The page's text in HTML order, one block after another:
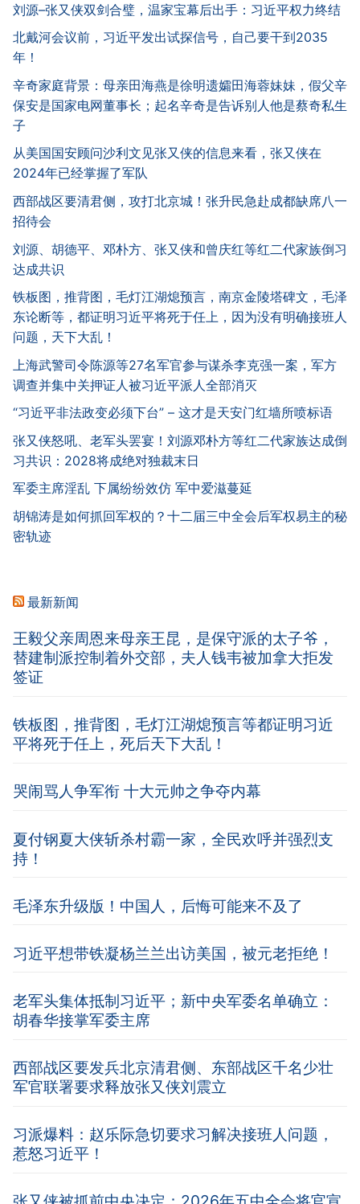
刘源–张又侠双剑合璧，温家宝幕后出手：习近平权力终结
北戴河会议前，习近平发出试探信号，自己要干到2035
年！
辛奇家庭背景：母亲田海燕是徐明遗孀田海蓉妹妹，假父辛
保安是国家电网董事长；起名辛奇是告诉别人他是蔡奇私生
子
从美国国安顾问沙利文见张又侠的信息来看，张又侠在
2024年已经掌握了军队
西部战区要清君侧，攻打北京城！张升民急赴成都缺席八一
招待会
刘源、胡德平、邓朴方、张又侠和曾庆红等红二代家族倒习
达成共识
铁板图，推背图，毛灯江湖熄预言，南京金陵塔碑文，毛泽
东论断等，都证明习近平将死于任上，因为没有明确接班人
问题，天下大乱！
上海武警司令陈源等27名军官参与谋杀李克强一案，军方
调查并集中关押证人被习近平派人全部消灭
“习近平非法政变必须下台” – 这才是天安门红墙所喷标语
张又侠怒吼、老军头罢宴！刘源邓朴方等红二代家族达成倒
习共识：2028将成绝对独裁末日
军委主席淫乱 下属纷纷效仿 军中爱滋蔓延
胡锦涛是如何抓回军权的？十二届三中全会后军权易主的秘
密轨迹
最新新闻
王毅父亲周恩来母亲王昆，是保守派的太子爷，
替建制派控制着外交部，夫人钱韦被加拿大拒发
签证
铁板图，推背图，毛灯江湖熄预言等都证明习近
平将死于任上，死后天下大乱！
哭闹骂人争军衔 十大元帅之争夺内幕
夏付钢夏大侠斩杀村霸一家，全民欢呼并强烈支
持！
毛泽东升级版！中国人，后悔可能来不及了
习近平想带铁凝杨兰兰出访美国，被元老拒绝！
老军头集体抵制习近平；新中央军委名单确立：
胡春华接掌军委主席
西部战区要发兵北京清君侧、东部战区千名少壮
军官联署要求释放张又侠刘震立
习派爆料：赵乐际急切要求习解决接班人问题，
惹怒习近平！